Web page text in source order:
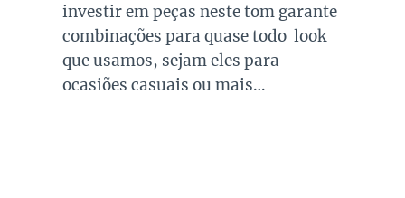
investir em peças neste tom garante
combinações para quase todo look
que usamos, sejam eles para
ocasiões casuais ou mais…